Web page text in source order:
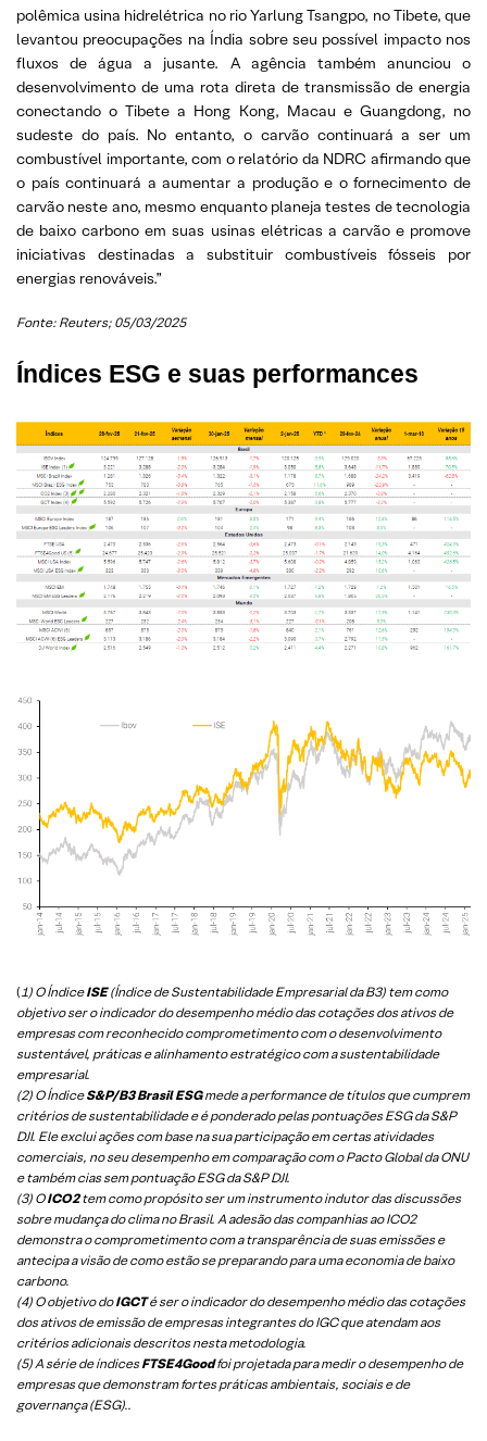
polêmica usina hidrelétrica no rio Yarlung Tsangpo, no Tibete, que
levantou preocupações na Índia sobre seu possível impacto nos
fluxos de água a jusante. A agência também anunciou o
desenvolvimento de uma rota direta de transmissão de energia
conectando o Tibete a Hong Kong, Macau e Guangdong, no
sudeste do país. No entanto, o carvão continuará a ser um
combustível importante, com o relatório da NDRC afirmando que
o país continuará a aumentar a produção e o fornecimento de
carvão neste ano, mesmo enquanto planeja testes de tecnologia
de baixo carbono em suas usinas elétricas a carvão e promove
iniciativas destinadas a substituir combustíveis fósseis por
energias renováveis.”
Fonte: Reuters; 05/03/2025
Índices ESG e suas performances
( 1) O ÍndiceISE(Índice de Sustentabilidade Empresarial da B3) tem como
objetivo ser o indicador do desempenho médio das cotações dos ativos de
empresas com reconhecido comprometimento com o desenvolvimento
sustentável, práticas e alinhamento estratégico com a sustentabilidade
empresarial.
(2) O ÍndiceS&P/B3 Brasil ESGmede a performance de títulos que cumprem
critérios de sustentabilidade e é ponderado pelas pontuações ESG da S&P
DJI. Ele exclui ações com base na sua participação em certas atividades
comerciais, no seu desempenho em comparação com o Pacto Global da ONU
e também cias sem pontuação ESG da S&P DJI.
(3) OICO2tem como propósito ser um instrumento indutor das discussões
sobre mudança do clima no Brasil. A adesão das companhias ao ICO2
demonstra o comprometimento com a transparência de suas emissões e
antecipa a visão de como estão se preparando para uma economia de baixo
carbono.
(4) O objetivo doIGCTé ser o indicador do desempenho médio das cotações
dos ativos de emissão de empresas integrantes do IGC que atendam aos
critérios adicionais descritos nesta metodologia.
(5) A série de índicesFTSE4Goodfoi projetada para medir o desempenho de
empresas que demonstram fortes práticas ambientais, sociais e de
governança (ESG)..